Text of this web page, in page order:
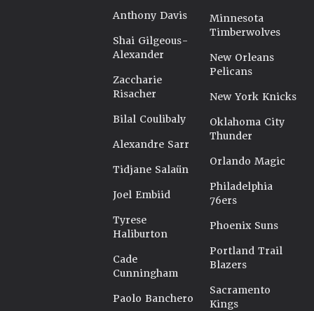
Anthony Davis
Shai Gilgeous-
Alexander
Zaccharie
Risacher
Bilal Coulibaly
Alexandre Sarr
Tidjane Salaün
Joel Embiid
Tyrese
Haliburton
Cade
Cunningham
Paolo Banchero
Minnesota
Timberwolves
New Orleans
Pelicans
New York Knicks
Oklahoma City
Thunder
Orlando Magic
Philadelphia
76ers
Phoenix Suns
Portland Trail
Blazers
Sacramento
Kings